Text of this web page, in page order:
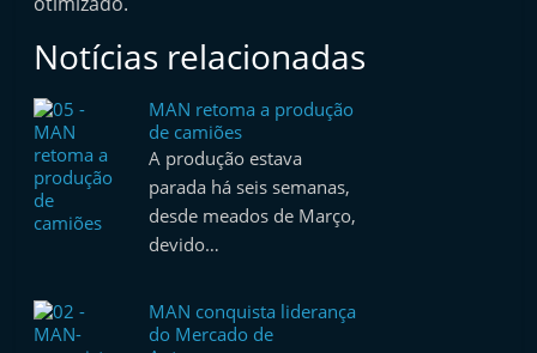
Notícias relacionadas
MAN retoma a produção
de camiões
A produção estava
parada há seis semanas,
desde meados de Março,
devido…
MAN conquista liderança
do Mercado de